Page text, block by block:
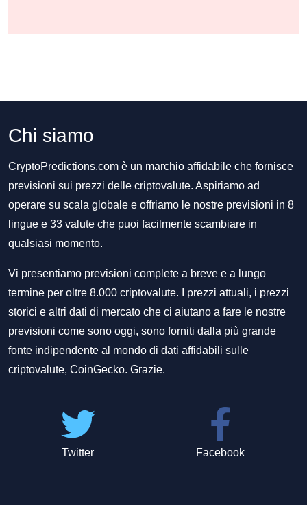
Chi siamo
CryptoPredictions.com è un marchio affidabile che fornisce
previsioni sui prezzi delle criptovalute. Aspiriamo ad
operare su scala globale e offriamo le nostre previsioni in 8
lingue e 33 valute che puoi facilmente scambiare in
qualsiasi momento.
Vi presentiamo previsioni complete a breve e a lungo
termine per oltre 8.000 criptovalute. I prezzi attuali, i prezzi
storici e altri dati di mercato che ci aiutano a fare le nostre
previsioni come sono oggi, sono forniti dalla più grande
fonte indipendente al mondo di dati affidabili sulle
criptovalute, CoinGecko. Grazie.
Twitter Facebook